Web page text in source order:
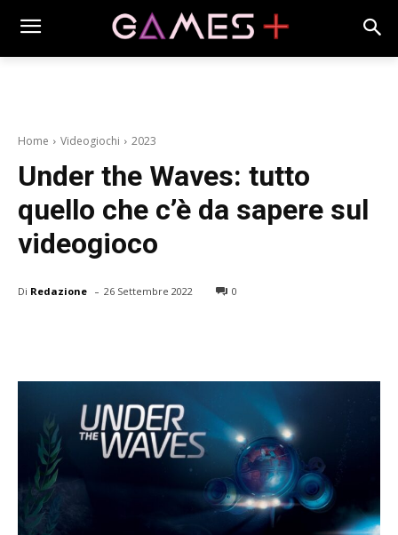
Home Videogiochi 2023
Under the Waves: tutto
quello che c’è da sapere sul
videogioco
Di Redazione - 26 Settembre 2022 0